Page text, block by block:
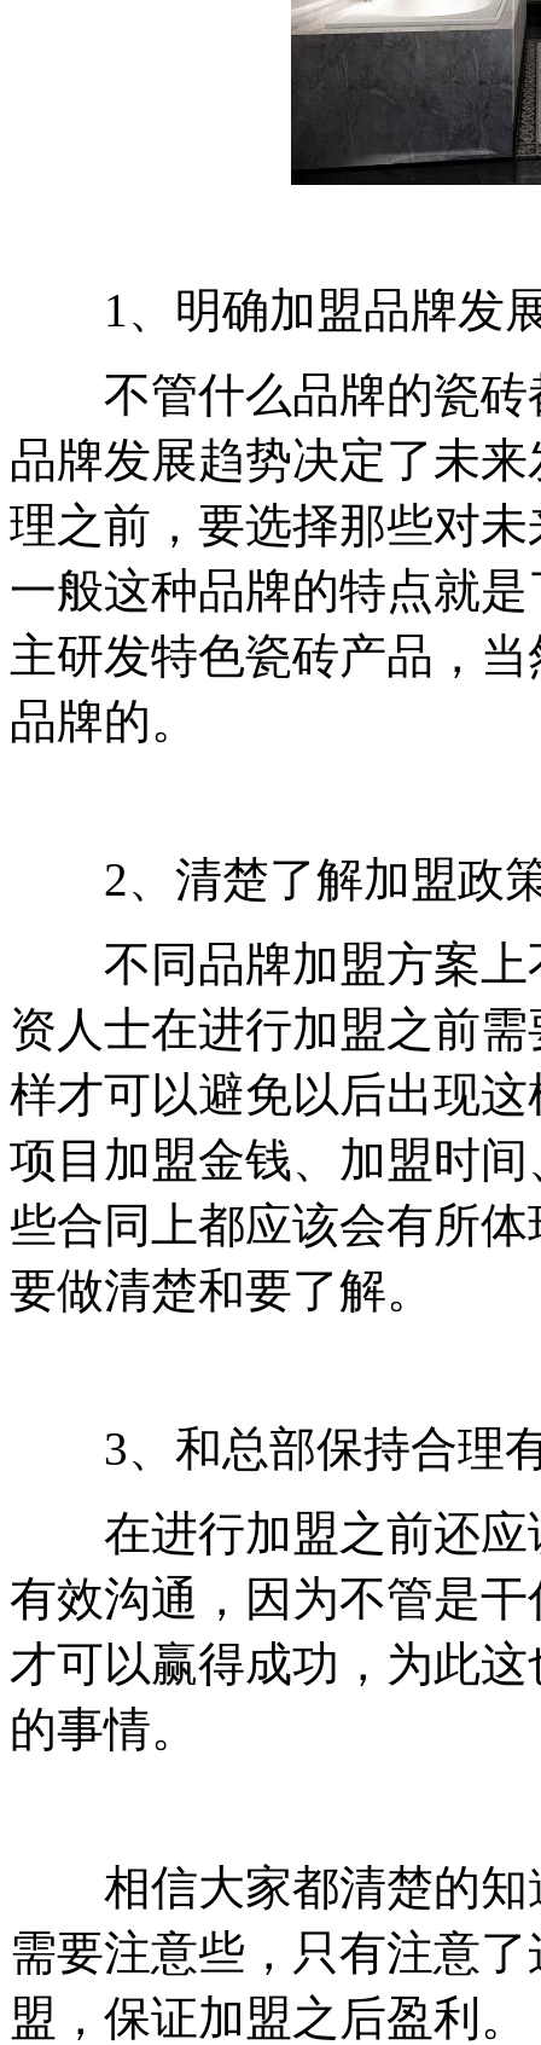
1、明确加盟品牌发
不管什么品牌的瓷砖
品牌发展趋势决定了未
理之前，要选择那些对
一般这种品牌的特点就
主研发特色瓷砖产品，
品牌的。
2、清楚了解加盟政
不同品牌加盟方案上
资人士在进行加盟之前
样才可以避免以后出现
项目加盟金钱、加盟时
些合同上都应该会有所
要做清楚和要了解。
3、和总部保持合理
在进行加盟之前还应
有效沟通，因为不管是
才可以赢得成功，为此
的事情。
相信大家都清楚的知
需要注意些，只有注意
盟，保证加盟之后盈利。